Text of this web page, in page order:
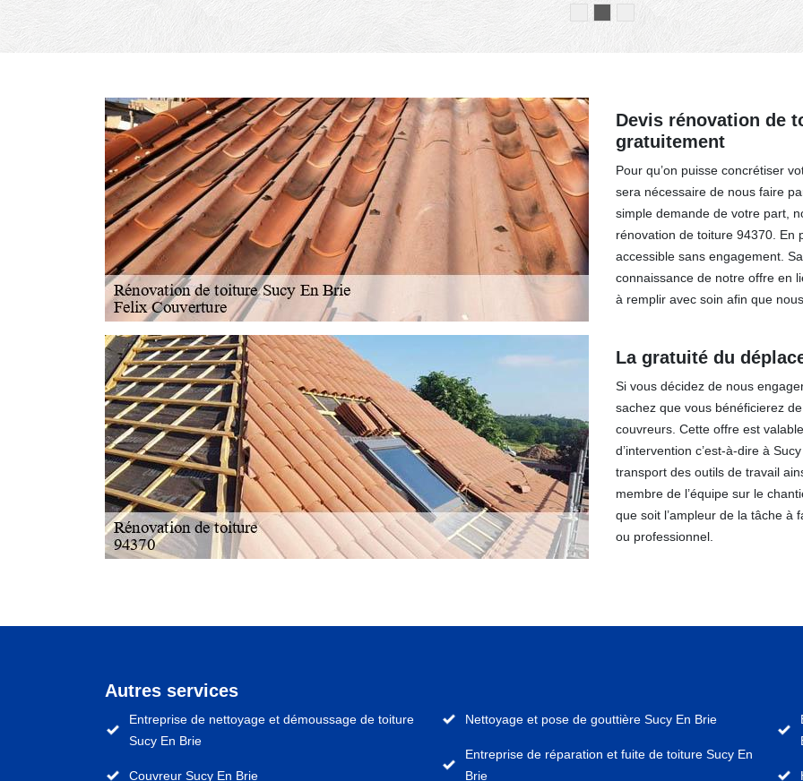
Devis rénovation de
gratuitement
Pour qu’on puisse concrétiser
sera nécessaire de nous faire
simple demande de votre part,
rénovation de toiture 94370. En
accessible sans engagement.
connaissance de notre offre en
à remplir avec soin afin que
La gratuité du
Si vous décidez de nous
sachez que vous bénéficierez
couvreurs. Cette offre est
d’intervention c’est-à-dire à
transport des outils de travail
membre de l’équipe sur le
que soit l’ampleur de la tâche à
ou professionnel.
Autres services
Entreprise de nettoyage et démoussage de toiture
Sucy En Brie
Couvreur Sucy En Brie
Nettoyage et pose de gouttière Sucy En Brie
Entreprise de réparation et fuite de toiture Sucy En
Brie